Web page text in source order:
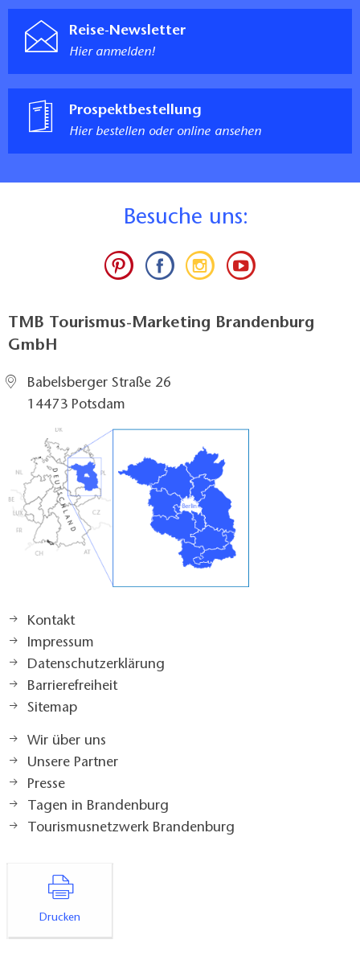
Reise-Newsletter
Hier anmelden!
Prospektbestellung
Hier bestellen oder online ansehen
Besuche uns:
TMB Tourismus-Marketing Brandenburg
GmbH
Babelsberger Straße 26
14473 Potsdam
Kontakt
Impressum
Datenschutzerklärung
Barrierefreiheit
Sitemap
Wir über uns
Unsere Partner
Presse
Tagen in Brandenburg
Tourismusnetzwerk Brandenburg
Drucken